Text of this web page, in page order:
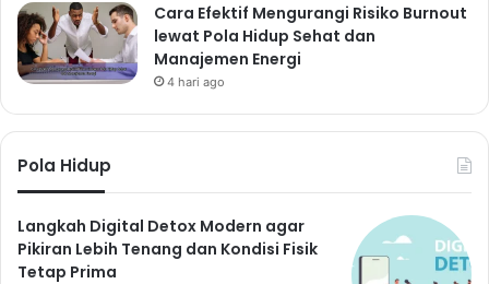
Cara Efektif Mengurangi Risiko Burnout
lewat Pola Hidup Sehat dan
Manajemen Energi
4 hari ago
Pola Hidup
Langkah Digital Detox Modern agar
Pikiran Lebih Tenang dan Kondisi Fisik
Tetap Prima